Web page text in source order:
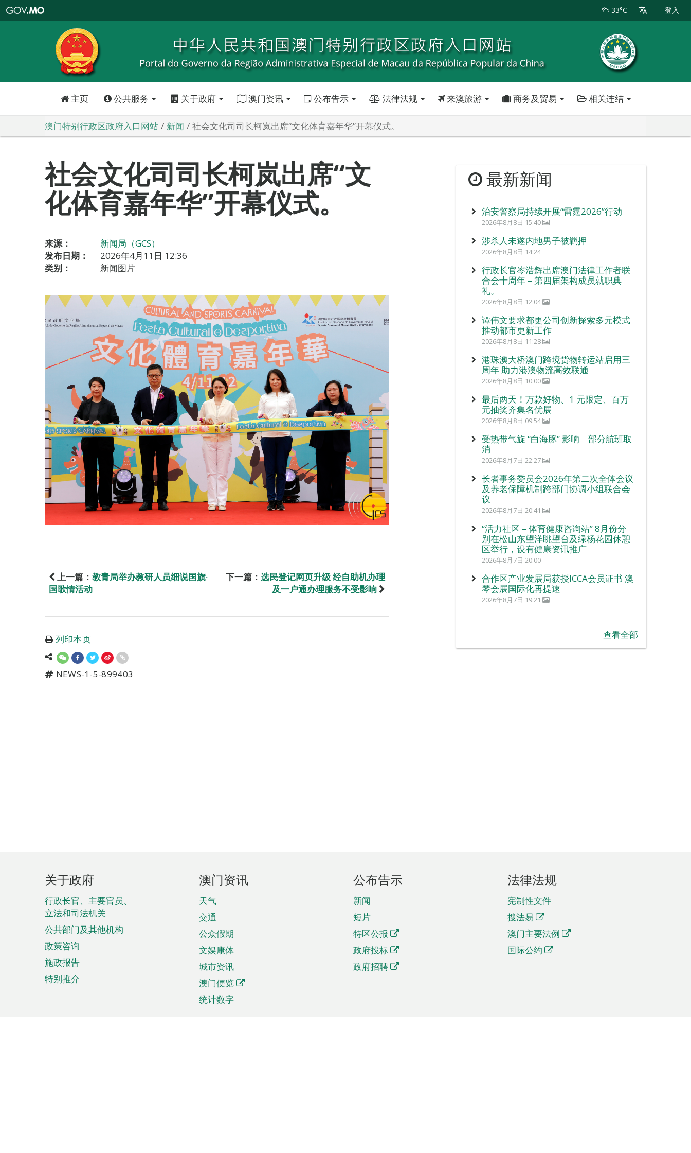
特
政
区
政
口
33°C 登入
主页 公共服务 关于政府 澳门资讯 公布告示 法律法规 来澳旅游 商务及贸易 相关连结
澳门特别行政区政府入口网站 新闻 社会文化司司长柯岚出席“文化体育嘉年华”开幕仪式。
社会文化司司长柯岚出席“文
化体育嘉年华”开幕仪式。
来源：
新闻局（GCS）
发布日期：
2026年4月11日 12:36
类别：
新闻图片
上一篇： 教青局举办教研人员细说国旗‧
国歌情活动
下一篇： 选民登记网页升级 经自助机办理
及一户通办理服务不受影响
列印本页
NEWS-1-5-899403
最新新闻
治安警察局持续开展“雷霆2026”行动
2026年8月8日 15:40
涉杀人未遂内地男子被羁押
2026年8月8日 14:24
行政长官岑浩辉出席澳门法律工作者联
合会十周年 – 第四届架构成员就职典
礼。
2026年8月8日 12:04
谭伟文要求都更公司创新探索多元模式
推动都市更新工作
2026年8月8日 11:28
港珠澳大桥澳门跨境货物转运站启用三
周年 助力港澳物流高效联通
2026年8月8日 10:00
最后两天！万款好物、1 元限定、百万
元抽奖齐集名优展
2026年8月8日 09:54
受热带气旋 “白海豚” 影响 部分航班取
消
2026年8月7日 22:27
长者事务委员会2026年第二次全体会议
及养老保障机制跨部门协调小组联合会
议
2026年8月7日 20:41
“活力社区 – 体育健康咨询站” 8月份分
别在松山东望洋眺望台及绿杨花园休憩
区举行，设有健康资讯推广
2026年8月7日 20:00
合作区产业发展局获授ICCA会员证书 澳
琴会展国际化再提速
2026年8月7日 19:21
查看全部
页
脚
菜
单
关于政府
行政长官、主要官员、
立法和司法机关
公共部门及其他机构
政策咨询
施政报告
特别推介
澳门资讯
天气
交通
公众假期
文娱康体
城市资讯
澳门便览
统计数字
公布告示
新闻
短片
特区公报
政府投标
政府招聘
法律法规
宪制性文件
搜法易
澳门主要法例
国际公约